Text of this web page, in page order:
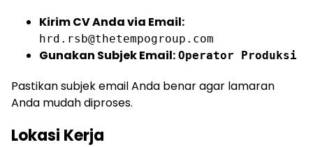
Kirim CV Anda via Email:
hrd.rsb@thetempogroup.com
Gunakan Subjek Email: Operator Produksi
Pastikan subjek email Anda benar agar lamaran
Anda mudah diproses.
Lokasi Kerja